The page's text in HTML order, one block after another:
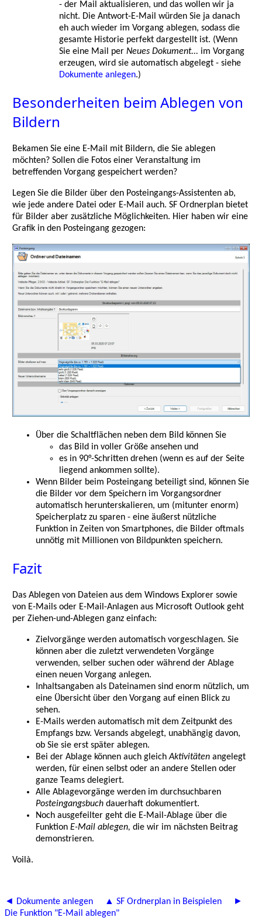
- der Mail aktualisieren, und das wollen wir ja
nicht. Die Antwort-E-Mail würden Sie ja danach
eh auch wieder im Vorgang ablegen, sodass die
gesamte Historie perfekt dargestellt ist. (Wenn
Sie eine Mail per Neues Dokument... im Vorgang
erzeugen, wird sie automatisch abgelegt - siehe
Dokumente anlegen.)
Besonderheiten beim Ablegen von
Bildern
Bekamen Sie eine E-Mail mit Bildern, die Sie ablegen
möchten? Sollen die Fotos einer Veranstaltung im
betreffenden Vorgang gespeichert werden?
Legen Sie die Bilder über den Posteingangs-Assistenten ab,
wie jede andere Datei oder E-Mail auch. SF Ordnerplan bietet
für Bilder aber zusätzliche Möglichkeiten. Hier haben wir eine
Grafik in den Posteingang gezogen:
Über die Schaltflächen neben dem Bild können Sie
das Bild in voller Größe ansehen und
es in 90°-Schritten drehen (wenn es auf der Seite
liegend ankommen sollte).
Wenn Bilder beim Posteingang beteiligt sind, können Sie
die Bilder vor dem Speichern im Vorgangsordner
automatisch herunterskalieren, um (mitunter enorm)
Speicherplatz zu sparen - eine äußerst nützliche
Funktion in Zeiten von Smartphones, die Bilder oftmals
unnötig mit Millionen von Bildpunkten speichern.
Fazit
Das Ablegen von Dateien aus dem Windows Explorer sowie
von E-Mails oder E-Mail-Anlagen aus Microsoft Outlook geht
per Ziehen-und-Ablegen ganz einfach:
Zielvorgänge werden automatisch vorgeschlagen. Sie
können aber die zuletzt verwendeten Vorgänge
verwenden, selber suchen oder während der Ablage
einen neuen Vorgang anlegen.
Inhaltsangaben als Dateinamen sind enorm nützlich, um
eine Übersicht über den Vorgang auf einen Blick zu
sehen.
E-Mails werden automatisch mit dem Zeitpunkt des
Empfangs bzw. Versands abgelegt, unabhängig davon,
ob Sie sie erst später ablegen.
Bei der Ablage können auch gleichAktivitätenangelegt
werden, für einen selbst oder an andere Stellen oder
ganze Teams delegiert.
Alle Ablagevorgänge werden im durchsuchbaren
Posteingangsbuchdauerhaft dokumentiert.
Noch ausgefeilter geht die E-Mail-Ablage über die
Funktion E-Mail ablegen, die wir im nächsten Beitrag
demonstrieren.
Voilà.
◄ Dokumente anlegen ▲ SF Ordnerplan in Beispielen
►
Die Funktion "E-Mail ablegen"